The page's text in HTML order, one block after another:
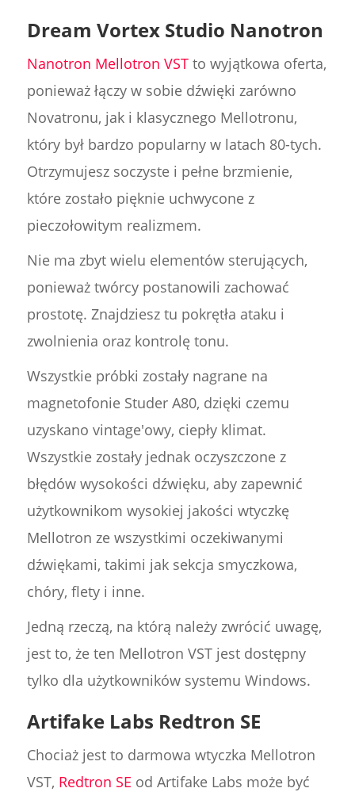
Dream Vortex Studio Nanotron
Nanotron Mellotron VSTto wyjątkowa oferta,
ponieważ łączy w sobie dźwięki zarówno
Novatronu, jak i klasycznego Mellotronu,
który był bardzo popularny w latach 80-tych.
Otrzymujesz soczyste i pełne brzmienie,
które zostało pięknie uchwycone z
pieczołowitym realizmem.
Nie ma zbyt wielu elementów sterujących,
ponieważ twórcy postanowili zachować
prostotę. Znajdziesz tu pokrętła ataku i
zwolnienia oraz kontrolę tonu.
Wszystkie próbki zostały nagrane na
magnetofonie Studer A80, dzięki czemu
uzyskano vintage'owy, ciepły klimat.
Wszystkie zostały jednak oczyszczone z
błędów wysokości dźwięku, aby zapewnić
użytkownikom wysokiej jakości wtyczkę
Mellotron ze wszystkimi oczekiwanymi
dźwiękami, takimi jak sekcja smyczkowa,
chóry, flety i inne.
Jedną rzeczą, na którą należy zwrócić uwagę,
jest to, że ten Mellotron VST jest dostępny
tylko dla użytkowników systemu Windows.
Artifake Labs Redtron SE
Chociaż jest to darmowa wtyczka Mellotron
VST, Redtron SE od Artifake Labs może być